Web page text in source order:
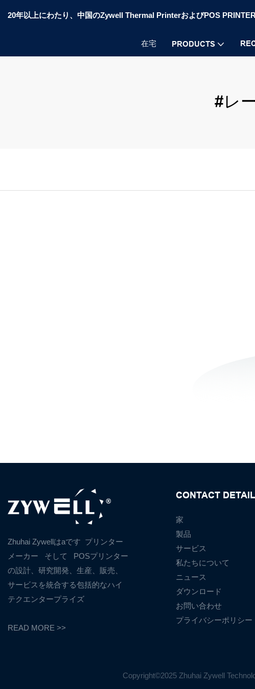
20年以上にわたり、中国のZywell Thermal PrinterおよびPOS
在宅 PRODUCTS
#レ
Zhuhai Zywellはaです プリンター
メーカー
そして
POSプリンター
の設計、研究開発、生産、販売、
サービスを統合する包括的なハイ
テクエンタープライズ
READ MORE >>
CONTACT
家
製品
サービス
私たちについて
ニュース
ダウンロード
お問い合わせ
プライバシーポリシー
Copyright©2025 Zhuhai Zywell